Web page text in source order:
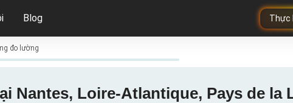
Thực
Blog
đo lường
Nantes, Loire-Atlantique, Pays de la